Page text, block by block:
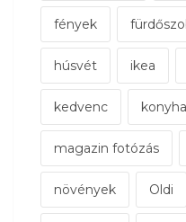
fények
húsvét ikea
kedvenc konyha
magazin fotózás
növények Oldi